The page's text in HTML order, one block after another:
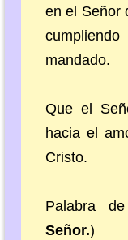
en el Señor
mandado.
Que el
hacia el
Cristo.
Palabra
Señor.)